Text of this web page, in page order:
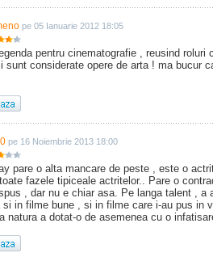
pe 05 Ianuarie 2012 18:05
pentru cinematografie , reusind roluri
sunt considerate opere de arta ! ma bucur
pe 16 Noiembrie 2013 18:00
pare o alta mancare de peste , este o
fazele tipiceale actritelor.. Pare o
, dar nu e chiar asa. Pe langa talent , a
si in filme bune , si in filme care i-au pus in
natura a dotat-o de asemenea cu o